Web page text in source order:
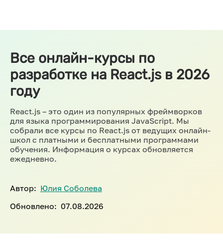
Все онлайн-курсы по
разработке на React.js в 2026
году
React.js – это один из популярных фреймворков
для языка программирования JavaScript. Мы
собрали все курсы по React.js от ведущих онлайн-
школ с платными и бесплатными программами
обучения. Информация о курсах обновляется
ежедневно.
Автор: Юлия Соболева
Обновлено: 07.08.2026